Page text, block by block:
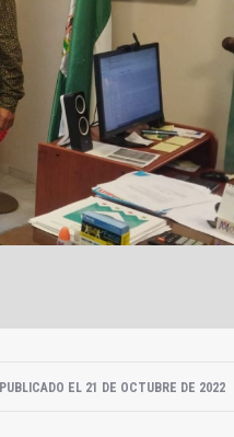
PUBLICADO EL 21 DE OCTUBRE DE 2022